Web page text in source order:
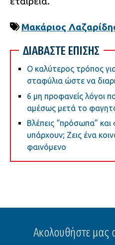
Μακάριος
ΔΙΑΒΑΣΤΕ ΕΠΙΣΗΣ
Ο καλύτερος τρόπος
σταφύλια ώστε να
6 μη προφανείς λόγοι
αμέσως μετά το
Βλέπεις “πρόσωπα” και
υπάρχουν; Ζεις ένα
φαινόμενο
Ακολουθήστε μας